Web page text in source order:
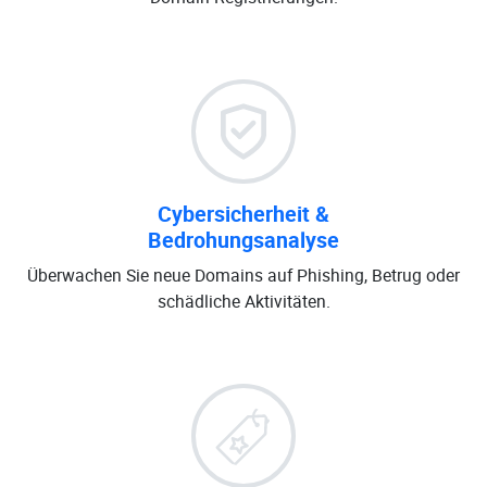
Cybersicherheit &
Bedrohungsanalyse
Überwachen Sie neue Domains auf Phishing, Betrug oder
schädliche Aktivitäten.